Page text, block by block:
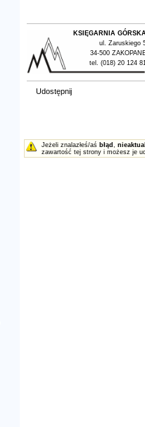
KSIĘGARNIA
ul. Zaruskiego
34-500
tel. (018) 20 124
Udostępnij
Jeżeli znalazłeś/aś błąd ,
zawartość tej strony i możesz je